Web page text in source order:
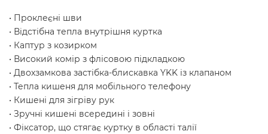
• Проклеєні шви
• Відстібна тепла внутрішня куртка
• Каптур з козирком
• Високий комір з флісовою підкладкою
• Двохзамкова застібка-блискавка YKK із клапаном
• Тепла кишеня для мобільного телефону
• Кишені для зігріву рук
• Зручні кишені всередині і зовні
• Фіксатор, що стягає куртку в області талії